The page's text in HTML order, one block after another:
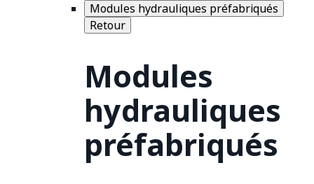
Modules hydrauliques préfabriqués
Retour
Modules
hydrauliques
préfabriqués